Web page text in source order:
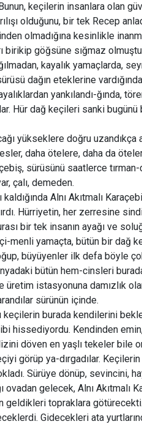
keçilerin insanlara olan
olduğunu, bir tek Recep
olmadığına kesinlikle
birikip göğsüne sığmaz
kayalık yamaçlarda,
dağın eteklerine
yankılandı-ğında,
Hür dağ keçileri sanki bugünü
yükseklere doğru uzandıkça
daha ötelere, daha da
sürüsünü saatlerce tırman-
çalı, demeden.
Alnı Akıtmalı
Hürriyetin, her zerresine
bir tek insanın ayağı ve
menli yamaçta, bütün bir dağ
büyüyenler ilk defa böyle
bütün hem-cinsleri
üretim istasyonuna damızlık
sürünün içinde.
keçilerin burada kendilerini
hissediyordu. Kendinden
döven en yaşlı tekeler bile
görüp ya-dırgadılar. Keçilerin
Sürüye dönüp, sevincini,
ovadan gelecek, Alnı Akıtmalı
geldikleri topraklara
Gidecekleri ata